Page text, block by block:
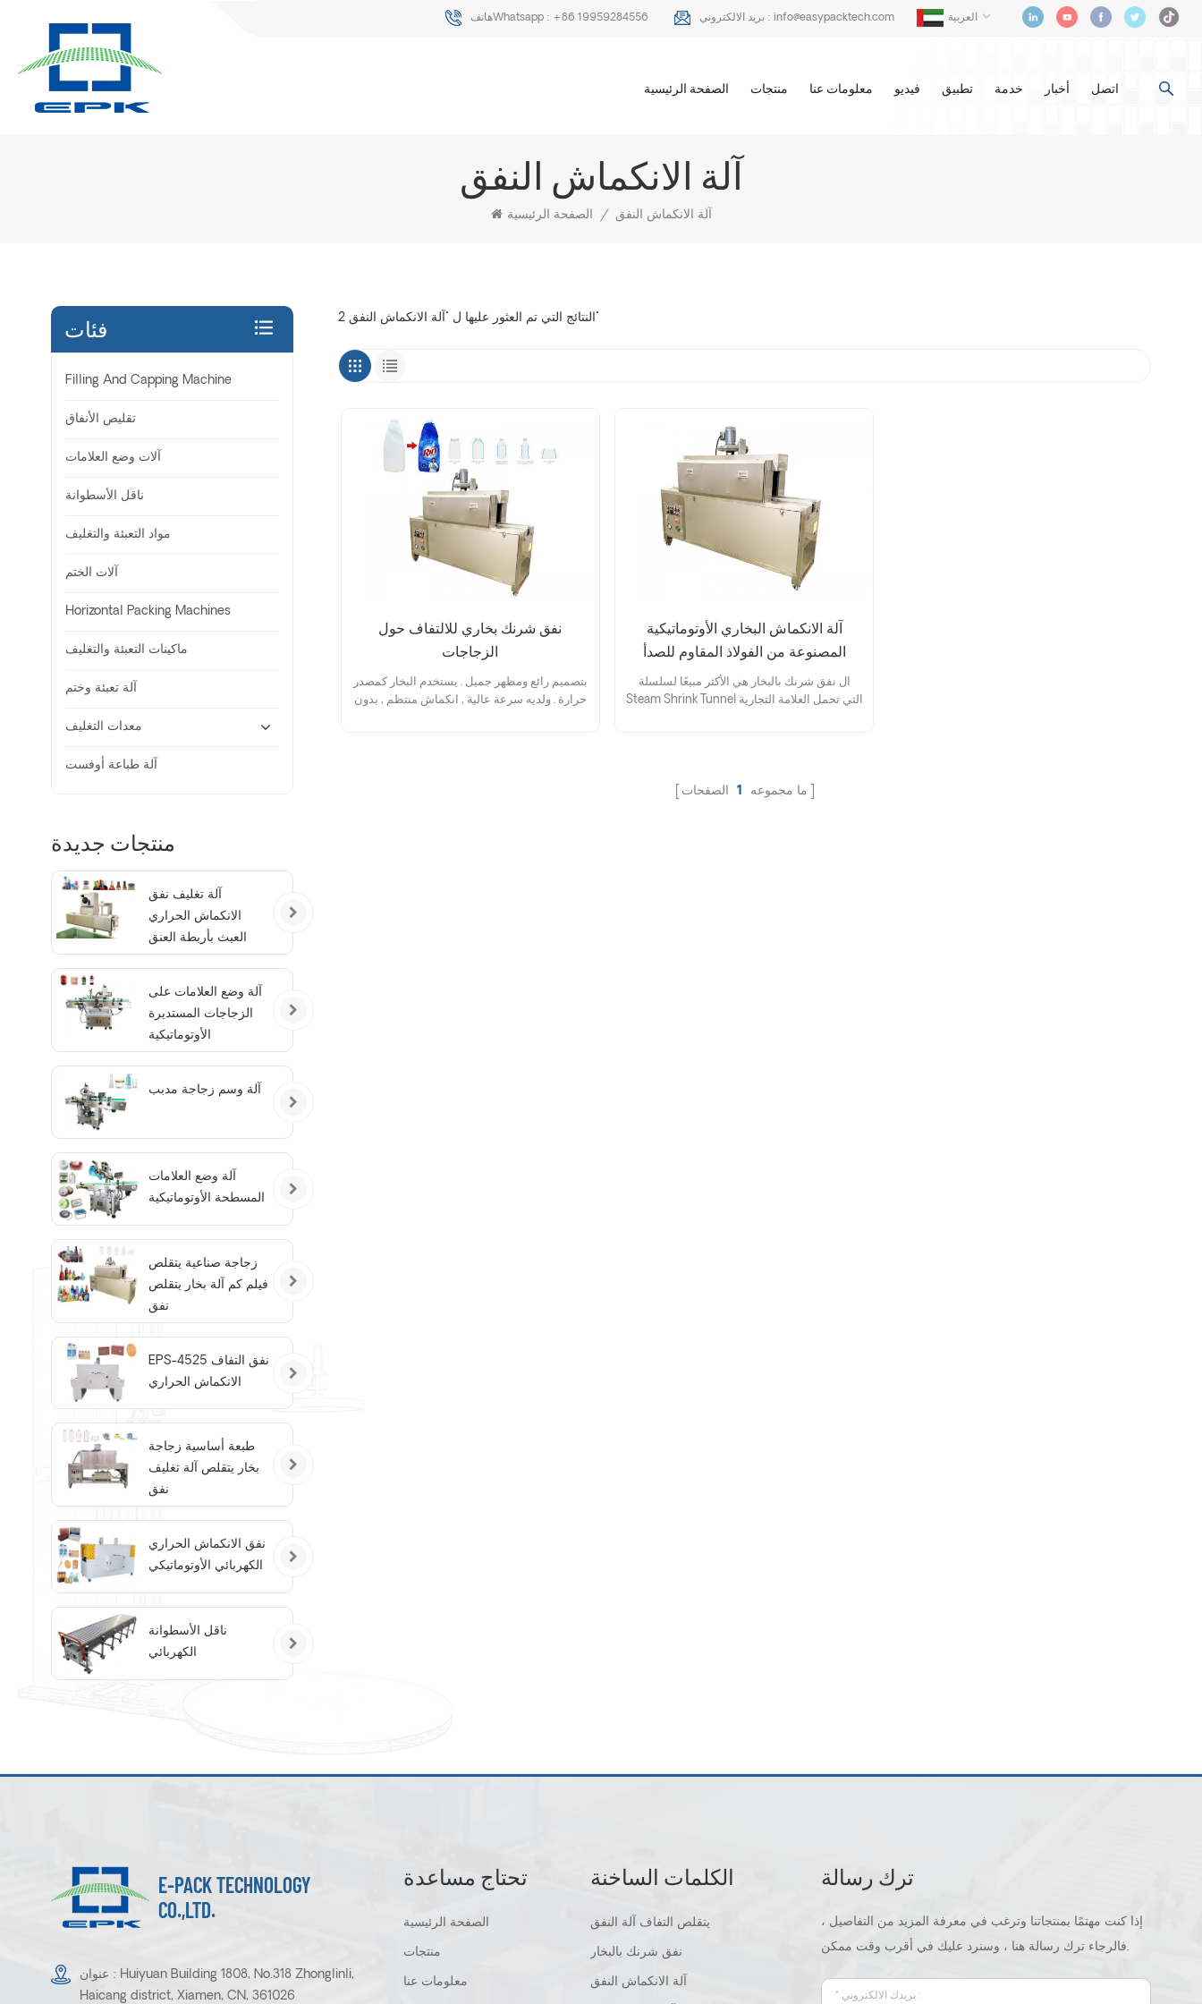
العربية هاتفWhatsapp : +86 19959284556 بريد الالكتروني : info@easypacktech.com
الصفحة الرئيسية منتجات معلومات عنا فيديو تطبيق خدمة أخبار اتصل
آلة الانكماش النفق
الصفحة الرئيسية / آلة الانكماش النفق
نفق شرنك بخاري للالتفاف حول
الزجاجات
بتصميم رائع ومظهر جميل . يستخدم البخار كمصدر
حرارة . ولديه سرعة عالية , انكماش منتظم , بدون
آلة الانكماش البخاري الأوتوماتيكية
المصنوعة من الفولاذ المقاوم للصدأ
ال نفق شرنك بالبخار هي الأكثر مبيعًا لسلسلة
Steam Shrink Tunnel التي تحمل العلامة التجارية
التخويف.
ما مجموعه 1 الصفحات
فئات
Filling And Capping Machine
تقليص الأنفاق
آلات وضع العلامات
ناقل الأسطوانة
مواد التعبئة والتغليف
آلات الختم
Horizontal Packing Machines
ماكينات التعبئة والتغليف
آلة تعبئة وختم
معدات التغليف
آلة طباعة أوفست
منتجات جديدة
آلة تغليف نفق
الانكماش الحراري
العبث بأربطة العنق
آلة وضع العلامات على
الزجاجات المستديرة
الأوتوماتيكية
آلة وسم زجاجة مدبب
آلة وضع العلامات
المسطحة الأوتوماتيكية
زجاجة صناعية يتقلص
فيلم كم آلة بخار يتقلص
نفق
EPS-4525 نفق التفاف
الانكماش الحراري
طبعة أساسية زجاجة
بخار يتقلص آلة تغليف
نفق
نفق الانكماش الحراري
الكهربائي الأوتوماتيكي
ناقل الأسطوانة
الكهربائي
E-PACK TECHNOLOGY
CO.,LTD.
عنوان : Huiyuan Building 1808, No.318 Zhonglinli,
Haicang district, Xiamen, CN, 361026
تحتاج مساعدة
الصفحة الرئيسية
منتجات
معلومات عنا
الكلمات الساخنة
يتقلص التفاف آلة النفق
نفق شرنك بالبخار
آلة الانكماش النفق
ترك رسالة
إذا كنت مهتمًا بمنتجاتنا وترغب في معرفة المزيد من التفاصيل ،
فالرجاء ترك رسالة هنا ، وسنرد عليك في أقرب وقت ممكن.